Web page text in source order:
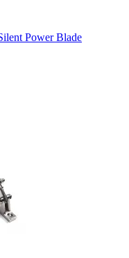
Power Blade